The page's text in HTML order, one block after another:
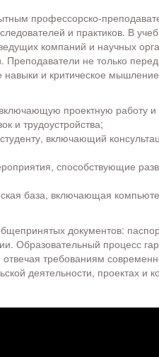
профессорско-
и практиков. В
компаний и научных
Преподаватели не только
навыки и критическое
проектную работу
и трудоустройства;
включающий
способствующие
база, включающая
документов:
Образовательный процесс
требованиям
деятельности, проектах и